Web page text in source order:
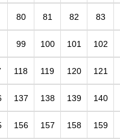
80 81 82 83
99 100 101 102
118 119 120 121
137 138 139 140
156 157 158 159